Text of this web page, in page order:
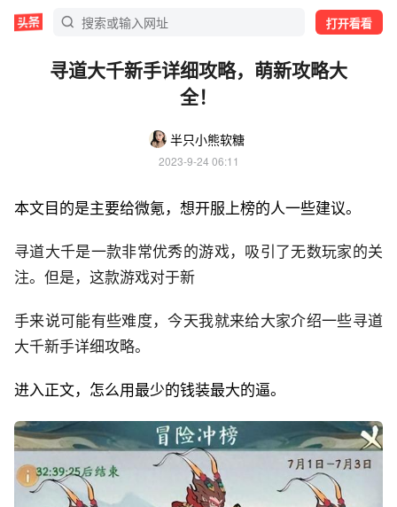
打开看看
寻道大千新手详细攻略，萌新攻略大
全！
半只小熊软糖
2023-9-24 06:11
本文目的是主要给微氪，想开服上榜的人一些建议。
寻道大千是一款非常优秀的游戏，吸引了无数玩家的关
注。但是，这款游戏对于新
手来说可能有些难度，今天我就来给大家介绍一些寻道
大千新手详细攻略。
进入正文，怎么用最少的钱装最大的逼。